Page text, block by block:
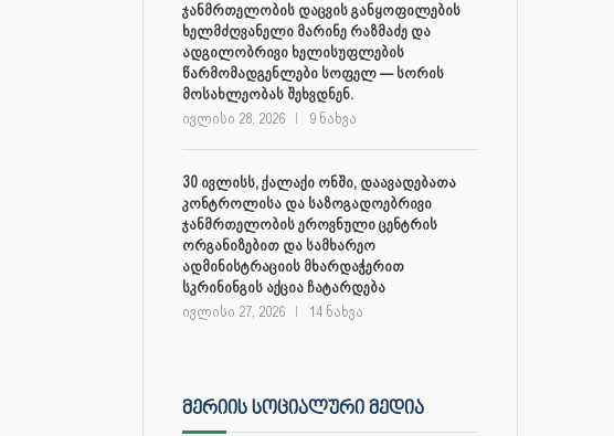
ჯანმრთელობის დაცვის განყოფილების
ხელმძღვანელი მარინე რაზმაძე და
ადგილობრივი ხელისუფლების
წარმომადგენლები სოფელ — სორის
მოსახლეობას შეხვდნენ.
ივლისი 28, 2026 9 ნახვა
30 ივლისს, ქალაქი ონში, დაავადებათა
კონტროლისა და საზოგადოებრივი
ჯანმრთელობის ეროვნული ცენტრის
ორგანიზებით და სამხარეო
ადმინისტრაციის მხარდაჭერით
სკრინინგის აქცია ჩატარდება
ივლისი 27, 2026 14 ნახვა
ᲛᲔᲠᲘᲘᲡ ᲡᲝᲪᲘᲐᲚᲣᲠᲘ ᲛᲔᲓᲘᲐ